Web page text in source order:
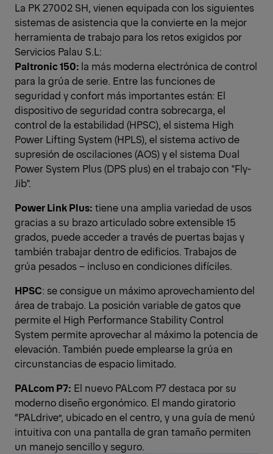
La PK 27002 SH, vienen equipada con los siguientes
sistemas de asistencia que la convierte en la mejor
herramienta de trabajo para los retos exigidos por
Servicios Palau S.L:
Paltronic 150: la más moderna electrónica de control
para la grúa de serie. Entre las funciones de
seguridad y confort más importantes están: El
dispositivo de seguridad contra sobrecarga, el
control de la estabilidad (HPSC), el sistema High
Power Lifting System (HPLS), el sistema activo de
supresión de oscilaciones (AOS) y el sistema Dual
Power System Plus (DPS plus) en el trabajo con "Fly-
Jib".
Power Link Plus: tiene una amplia variedad de usos
gracias a su brazo articulado sobre extensible 15
grados, puede acceder a través de puertas bajas y
también trabajar dentro de edificios. Trabajos de
grúa pesados – incluso en condiciones difíciles.
HPSC: se consigue un máximo aprovechamiento del
área de trabajo. La posición variable de gatos que
permite el High Performance Stability Control
System permite aprovechar al máximo la potencia de
elevación. También puede emplearse la grúa en
circunstancias de espacio limitado.
PALcom P7: El nuevo PALcom P7 destaca por su
moderno diseño ergonómico. El mando giratorio
“PALdrive”, ubicado en el centro, y una guía de menú
intuitiva con una pantalla de gran tamaño permiten
un manejo sencillo y seguro.